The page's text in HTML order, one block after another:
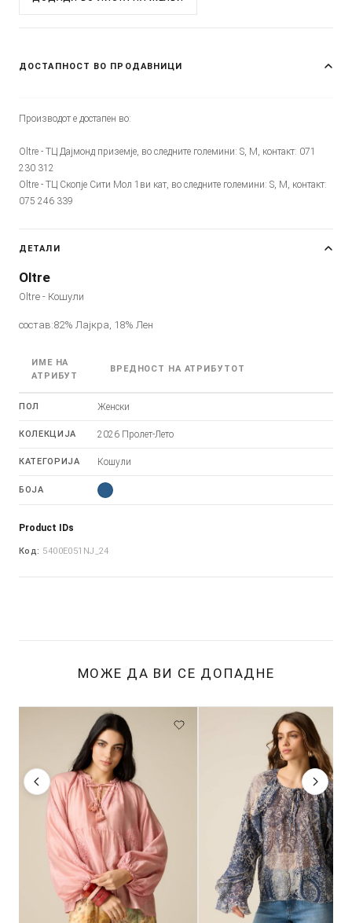
ДОСТАПНОСТ ВО ПРОДАВНИЦИ
Производот е достапен во:
Oltre - ТЦ Дајмонд приземје, во следните големини: S, M, контакт: 071
230 312
Oltre - ТЦ Скопје Сити Мол 1ви кат, во следните големини: S, M, контакт:
075 246 339
ДЕТАЛИ
Oltre
Oltre - Кошули
состав:82% Лајкра, 18% Лен
ИМЕ НА
АТРИБУТ
ВРЕДНОСТ НА АТРИБУТОТ
ПОЛ Женски
КОЛЕКЦИЈА 2026 Пролет-Лето
КАТЕГОРИЈА Кошули
БОЈА
Product IDs
Код: 5400E051NJ_24
МОЖЕ ДА ВИ СЕ ДОПАДНЕ